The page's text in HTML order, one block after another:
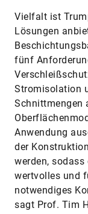
Vielfalt ist
Lösungen
fünf
Stromisolation
Schnittmengen
Anwendung
der
werden,
wertvolles und
notwendiges
sagt Prof. Tim